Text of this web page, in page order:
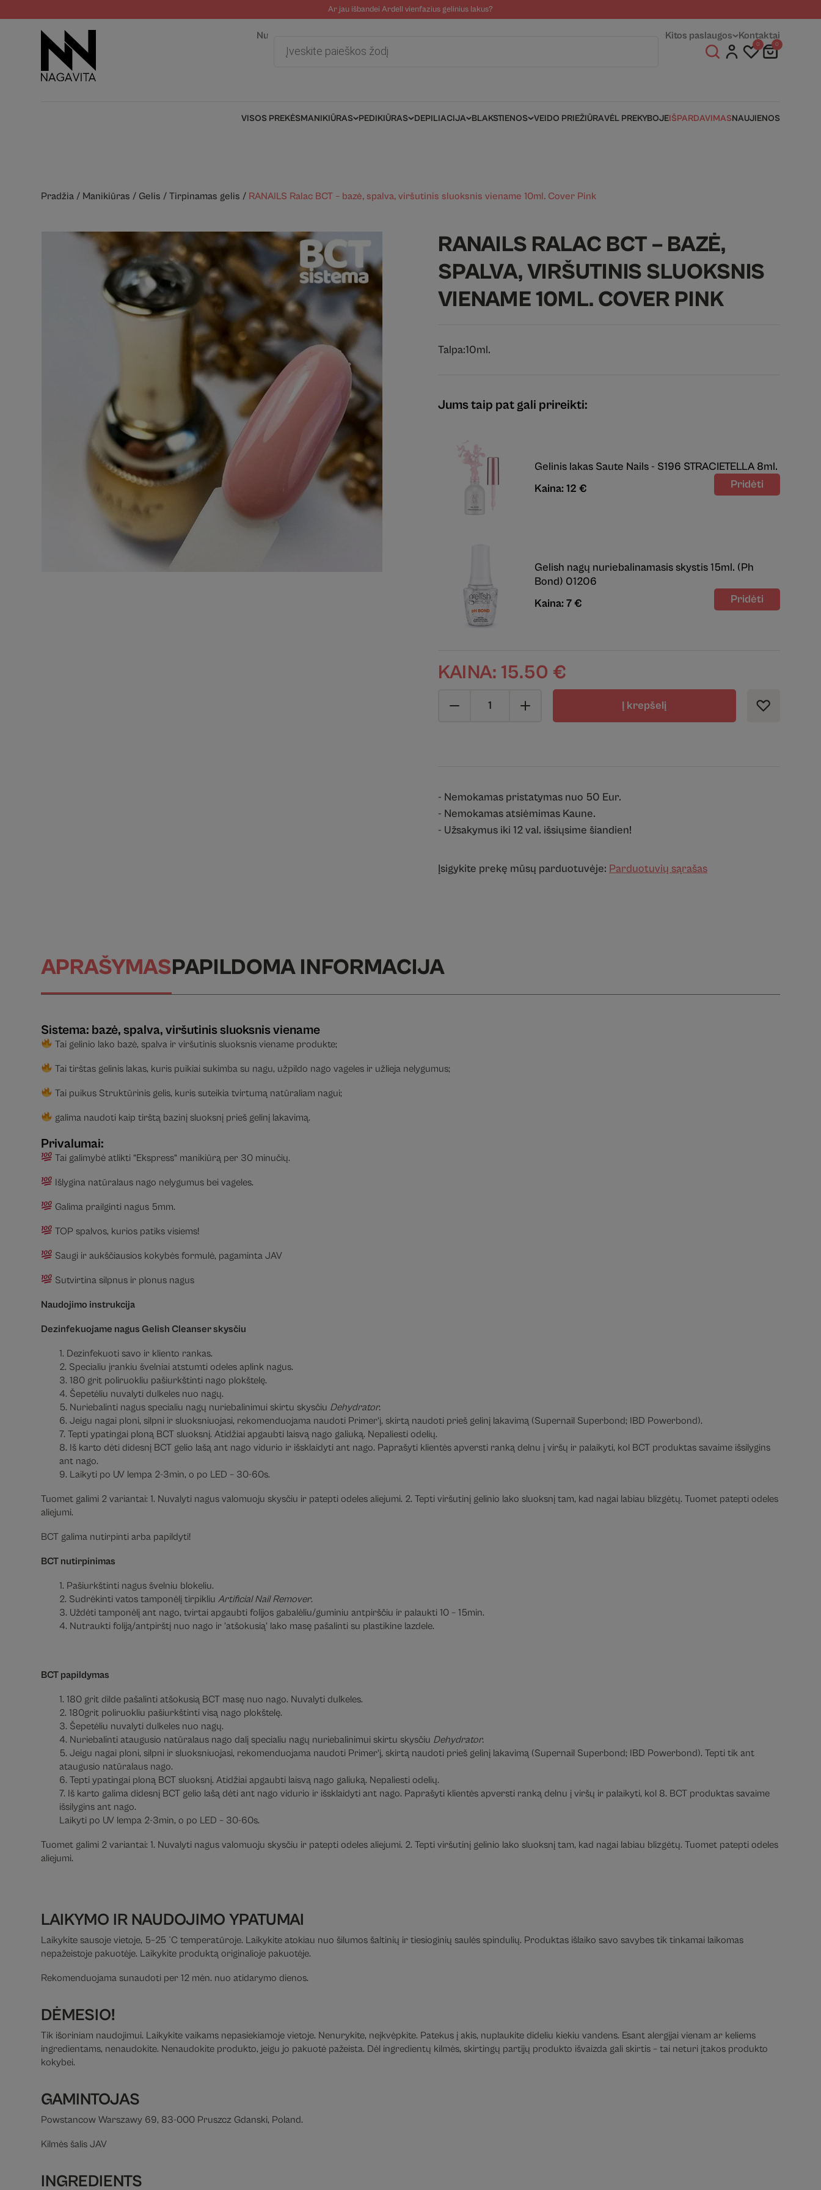
Ar jau išbandei Ardell vienfazius gelinius lakus?
Nuotolinė pagalba Fizinės parduotuvėsKitos paslaugos Kontaktai
search
0 0
VISOS PREKĖSMANIKIŪRAS PEDIKIŪRAS DEPILIACIJA BLAKSTIENOS VEIDO PRIEŽIŪRAVĖL PREKYBOJEIŠPARDAVIMASNAUJIENOS
Pradžia / Manikiūras / Gelis /Tirpinamas gelis / RANAILS Ralac BCT – bazė, spalva, viršutinis sluoksnis viename 10ml. Cover Pink
RANAILS RALAC BCT – BAZĖ,
SPALVA, VIRŠUTINIS SLUOKSNIS
VIENAME 10ML. COVER PINK
Talpa:10ml.
Jums taip pat gali prireikti:
Gelinis lakas Saute Nails - S196 STRACIETELLA 8ml.
Kaina: 12 €
Gelish nagų nuriebalinamasis skystis 15ml. (Ph
Bond) 01206
Kaina: 7 €
KAINA: 15.50 €
Į krepšelį
- Nemokamas pristatymas nuo 50 Eur.
- Nemokamas atsiėmimas Kaune.
- Užsakymus iki 12 val. išsiųsime šiandien!
Įsigykite prekę mūsų parduotuvėje: Parduotuvių sąrašas
APRAŠYMASPAPILDOMA INFORMACIJA
Sistema: bazė, spalva, viršutinis sluoksnis viename
Tai gelinio lako bazė, spalva ir viršutinis sluoksnis viename produkte;
Tai tirštas gelinis lakas, kuris puikiai sukimba su nagu, užpildo nago vageles ir užlieja nelygumus;
Tai puikus Struktūrinis gelis, kuris suteikia tvirtumą natūraliam nagui;
galima naudoti kaip tirštą bazinį sluoksnį prieš gelinį lakavimą.
Privalumai:
Tai galimybė atlikti “Ekspress“ manikiūrą per 30 minučių.
Išlygina natūralaus nago nelygumus bei vageles.
Galima prailginti nagus 5mm.
TOP spalvos, kurios patiks visiems!
Saugi ir aukščiausios kokybės formulė, pagaminta JAV
Sutvirtina silpnus ir plonus nagus
Naudojimo instrukcija
Dezinfekuojame nagus Gelish Cleanser skysčiu
1. Dezinfekuoti savo ir kliento rankas.
2. Specialiu įrankiu švelniai atstumti odeles aplink nagus.
3. 180 grit poliruokliu pašiurkštinti nago plokštelę.
4. Šepetėliu nuvalyti dulkeles nuo nagų.
5. Nuriebalinti nagus specialiu nagų nuriebalinimui skirtu skysčiu Dehydrator.
6. Jeigu nagai ploni, silpni ir sluoksniuojasi, rekomenduojama naudoti Primer‘į, skirtą naudoti prieš gelinį lakavimą (Supernail Superbond; IBD Powerbond).
7. Tepti ypatingai ploną BCT sluoksnį. Atidžiai apgaubti laisvą nago galiuką. Nepaliesti odelių.
8. Iš karto dėti didesnį BCT gelio lašą ant nago vidurio ir išsklaidyti ant nago. Paprašyti klientės apversti ranką delnu į viršų ir palaikyti, kol BCT produktas savaime išsilygins
ant nago.
9. Laikyti po UV lempa 2-3min, o po LED – 30-60s.
Tuomet galimi 2 variantai: 1. Nuvalyti nagus valomuoju skysčiu ir patepti odeles aliejumi. 2. Tepti viršutinį gelinio lako sluoksnį tam, kad nagai labiau blizgėtų. Tuomet patepti odeles
aliejumi.
BCT galima nutirpinti arba papildyti!
BCT nutirpinimas
1. Pašiurkštinti nagus švelniu blokeliu.
2. Sudrėkinti vatos tamponėlį tirpikliuArtificial Nail Remover.
3. Uždėti tamponėlį ant nago, tvirtai apgaubti folijos gabalėliu/guminiu antpirščiu ir palaukti 10 – 15min.
4. Nutraukti foliją/antpirštį nuo nago ir ’atšokusią’ lako masę pašalinti su plastikine lazdele.
BCT papildymas
1. 180 grit dilde pašalinti atšokusią BCT masę nuo nago. Nuvalyti dulkeles.
2. 180grit poliruokliu pašiurkštinti visą nago plokštelę.
3. Šepetėliu nuvalyti dulkeles nuo nagų.
4. Nuriebalinti ataugusio natūralaus nago dalį specialiu nagų nuriebalinimui skirtu skysčiu Dehydrator.
5. Jeigu nagai ploni, silpni ir sluoksniuojasi, rekomenduojama naudoti Primer‘į, skirtą naudoti prieš gelinį lakavimą (Supernail Superbond; IBD Powerbond). Tepti tik ant
ataugusio natūralaus nago.
6. Tepti ypatingai ploną BCT sluoksnį. Atidžiai apgaubti laisvą nago galiuką. Nepaliesti odelių.
7. Iš karto galima didesnį BCT gelio lašą dėti ant nago vidurio ir išsklaidyti ant nago. Paprašyti klientės apversti ranką delnu į viršų ir palaikyti, kol 8. BCT produktas savaime
išsilygins ant nago.
Laikyti po UV lempa 2-3min, o po LED – 30-60s.
Tuomet galimi 2 variantai: 1. Nuvalyti nagus valomuoju skysčiu ir patepti odeles aliejumi. 2. Tepti viršutinį gelinio lako sluoksnį tam, kad nagai labiau blizgėtų. Tuomet patepti odeles
aliejumi.
LAIKYMO IR NAUDOJIMO YPATUMAI
Laikykite sausoje vietoje, 5–25 °C temperatūroje. Laikykite atokiau nuo šilumos šaltinių ir tiesioginių saulės spindulių. Produktas išlaiko savo savybes tik tinkamai laikomas
nepažeistoje pakuotėje. Laikykite produktą originalioje pakuotėje.
Rekomenduojama sunaudoti per 12 mėn. nuo atidarymo dienos.
DĖMESIO!
Tik išoriniam naudojimui. Laikykite vaikams nepasiekiamoje vietoje. Nenurykite, neįkvėpkite. Patekus į akis, nuplaukite dideliu kiekiu vandens. Esant alergijai vienam ar keliems
ingredientams, nenaudokite. Nenaudokite produkto, jeigu jo pakuotė pažeista. Dėl ingredientų kilmės, skirtingų partijų produkto išvaizda gali skirtis – tai neturi įtakos produkto
kokybei.
GAMINTOJAS
Powstancow Warszawy 69, 83-000 Pruszcz Gdanski, Poland.
Kilmės šalis JAV
INGREDIENTS